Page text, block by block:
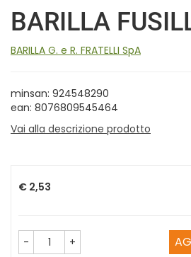
BARILLA
BARILLA G. e R. FRATELLI SpA
minsan: 924548290
ean: 8076809545464
Vai alla descrizione prodotto
Prezzo
€ 2,53
- +